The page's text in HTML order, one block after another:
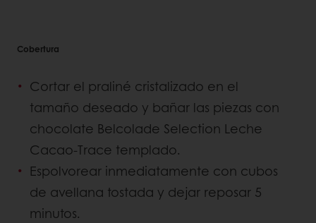
Cobertura
Cortar el praliné cristalizado en el
tamaño deseado y bañar las piezas con
chocolate Belcolade Selection Leche
Cacao-Trace templado.
Espolvorear inmediatamente con cubos
de avellana tostada y dejar reposar 5
minutos.